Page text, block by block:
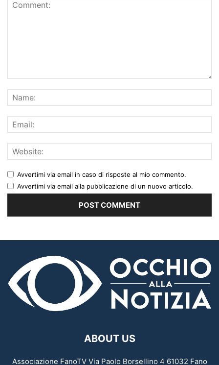
Avvertimi via email in caso di risposte al mio commento.
Avvertimi via email alla pubblicazione di un nuovo articolo.
ABOUT US
Associazione FanoTV Via Paolo Borsellino 4 61032 Fano